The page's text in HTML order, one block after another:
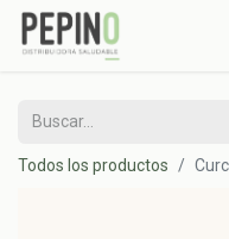
Todos los productos